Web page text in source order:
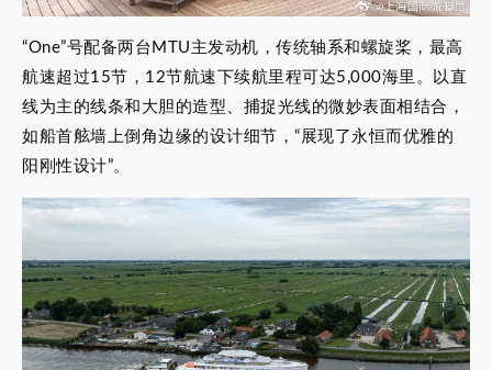
“One”号配备两台MTU主发动机，传统轴系和螺旋桨，最高
航速超过15节，12节航速下续航里程可达5,000海里。以直
线为主的线条和大胆的造型、捕捉光线的微妙表面相结合，
如船首舷墙上倒角边缘的设计细节，“展现了永恒而优雅的
阳刚性设计”。